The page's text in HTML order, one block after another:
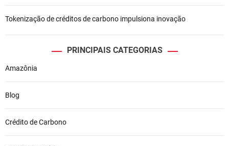
Tokenização de créditos de carbono impulsiona inovação
PRINCIPAIS CATEGORIAS
Amazônia
Blog
Crédito de Carbono